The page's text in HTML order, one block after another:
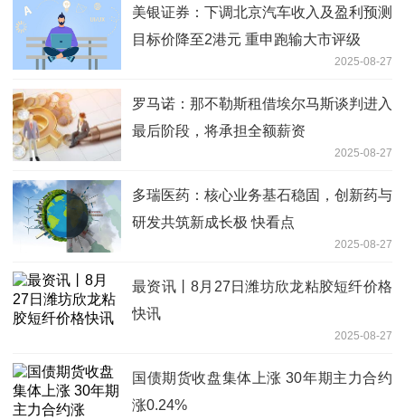
美银证券：下调北京汽车收入及盈利预测
目标价降至2港元 重申跑输大市评级
2025-08-27
罗马诺：那不勒斯租借埃尔马斯谈判进入
最后阶段，将承担全额薪资
2025-08-27
多瑞医药：核心业务基石稳固，创新药与
研发共筑新成长极 快看点
2025-08-27
最资讯丨8月27日潍坊欣龙粘胶短纤价格
快讯
2025-08-27
国债期货收盘集体上涨 30年期主力合约
涨0.24%